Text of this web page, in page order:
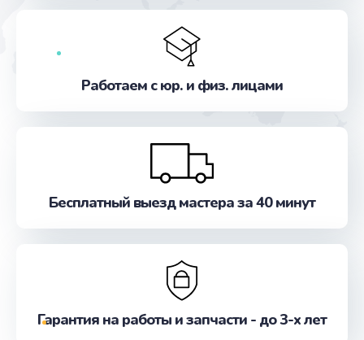
Заказать
Замена стекла
Ремонт цепей питания
от 2500 руб.
Замена звуковой карты
Заказать
Замена шим-контроллера
Работаем с юр. и физ. лицами
Бесплатный выезд мастера за 40 минут
Гарантия на работы и запчасти - до 3-х лет